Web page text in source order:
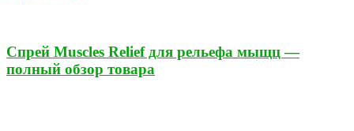
Спрей Muscles Relief для рельефа мыщц —
полный обзор товара